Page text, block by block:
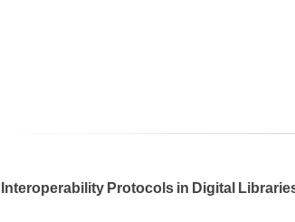
Interoperability Protocols in Digital